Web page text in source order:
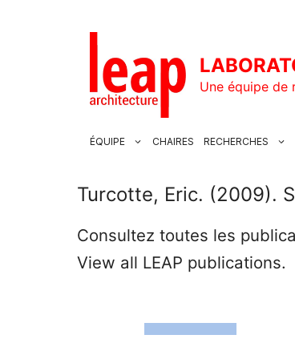
Une équipe de
ÉQUIPE CHAIRES RECHERCHES
Turcotte, Eric. (2009).
Consultez toutes les
View all LEAP publications.